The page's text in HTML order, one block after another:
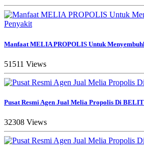
Manfaat MELIA PROPOLIS Untuk
51511 Views
Pusat Resmi Agen Jual Melia Propolis Di
32308 Views